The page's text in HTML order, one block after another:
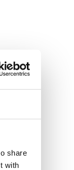
share
with